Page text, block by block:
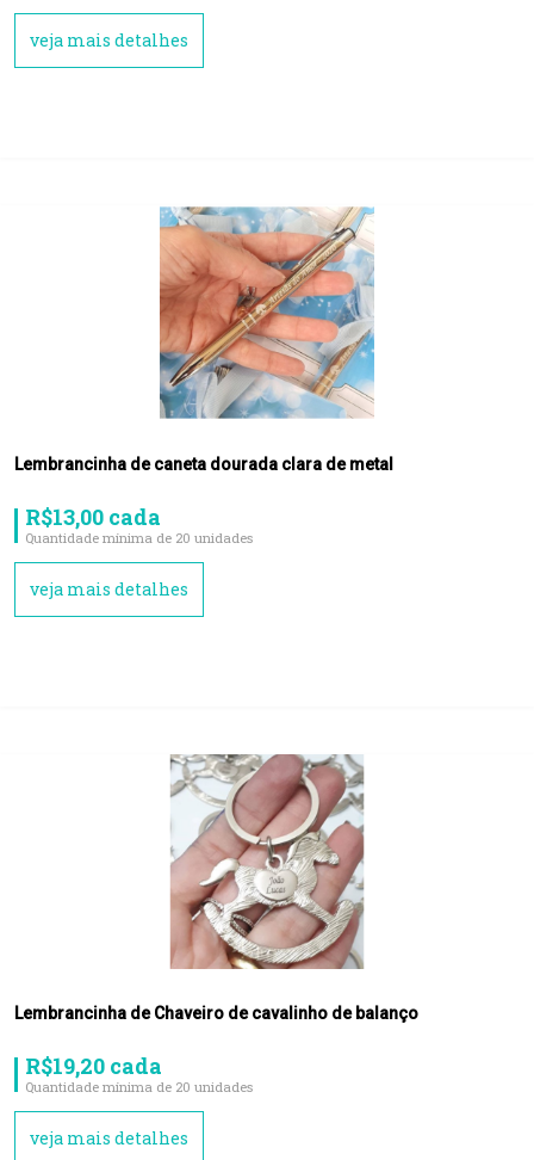
veja mais detalhes
Lembrancinha de caneta dourada clara de metal
R$13,00 cada
Quantidade mínima de 20 unidades
veja mais detalhes
Lembrancinha de Chaveiro de cavalinho de balanço
R$19,20 cada
Quantidade mínima de 20 unidades
veja mais detalhes